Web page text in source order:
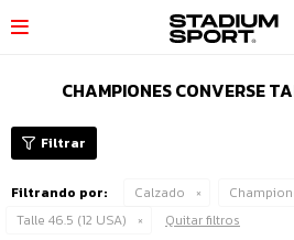

CHAMPIONES CONVERSE
Filtrando por: Calzado
Talle 46.5 (12 USA)
Quitar filtros